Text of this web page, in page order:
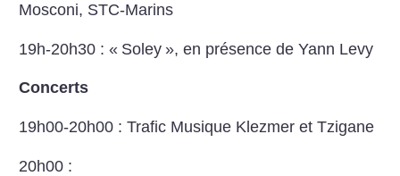
Mosconi, STC-Marins
19h-20h30 : « Soley », en présence de Yann Levy
Concerts
19h00-20h00 : Trafic Musique Klezmer et Tzigane
20h00 :